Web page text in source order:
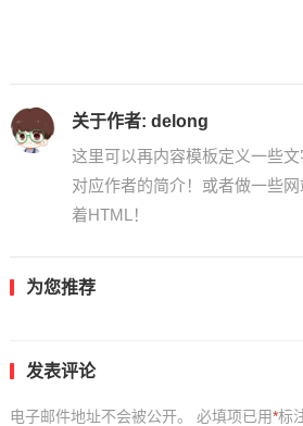
关于作者: delong
这里可以再内容模板定义一些
对应作者的简介！或者做一些
着HTML！
为您推荐
发表评论
电子邮件地址不会被公开。 必填项已用*标